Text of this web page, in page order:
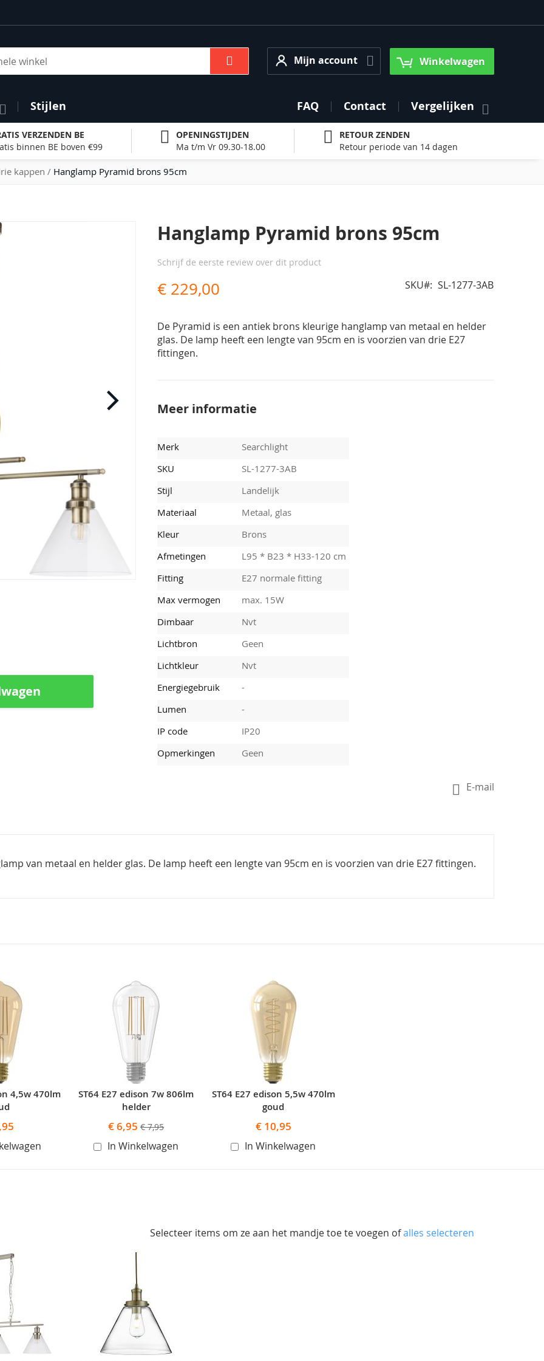
Mijn account
Mijn account Winkelwagen
Stijlen FAQ Contact Vergelijken
VERZENDEN BE
binnen BE boven €99
OPENINGSTIJDEN
Ma t/m Vr 09.30-18.00
RETOUR ZENDEN
Retour periode van 14 dagen
kappen Hanglamp Pyramid brons 95cm
Hanglamp Pyramid brons 95cm
Schrijf de eerste review over dit product
€ 229,00 SKU SL-1277-3AB
De Pyramid is een antiek brons kleurige hanglamp van metaal en helder
glas. De lamp heeft een lengte van 95cm en is voorzien van drie E27
fittingen.
Meer informatie
Merk
Searchlight
SKU
SL-1277-3AB
Stijl
Landelijk
Materiaal
Metaal, glas
Kleur
Brons
Afmetingen
L95 * B23 * H33-120 cm
Fitting
E27 normale fitting
Max vermogen
max. 15W
Dimbaar
Nvt
Lichtbron
Geen
Lichtkleur
Nvt
Energiegebruik
-
Lumen
-
IP code
IP20
Opmerkingen
Geen
E-mail
van metaal en helder glas. De lamp heeft een lengte van 95cm en is voorzien van drie E27 fittingen.
4,5w 470lm
ST64 E27 edison 7w 806lm
helder
Speciale
€ 6,95 € 7,95
In Winkelwagen
ST64 E27 edison 5,5w 470lm
goud
€ 10,95
In Winkelwagen
Selecteer items om ze aan het mandje toe te voegen ofalles selecteren